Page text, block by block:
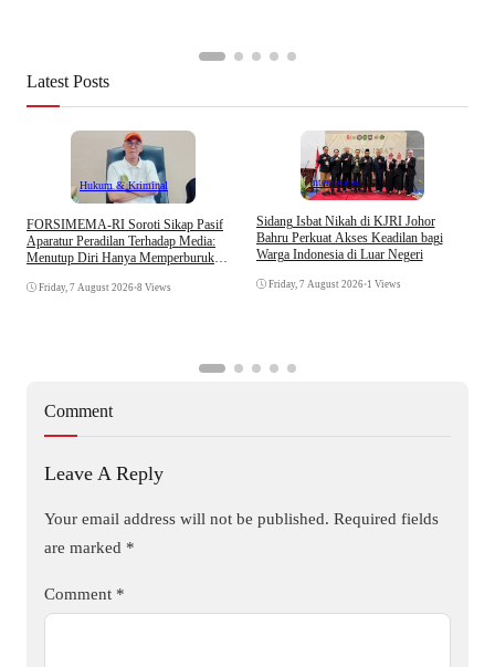
Latest Posts
Hukum & Kriminal
​FORSIMEMA-RI Soroti Sikap Pasif
Aparatur Peradilan Terhadap Media:
Menutup Diri Hanya Memperburuk
Friday, 7 August 2026•8 Views
Internasional
Sidang Isbat Nikah di KJRI Johor
Bahru Perkuat Akses Keadilan bagi
Warga Indonesia di Luar Negeri
Friday, 7 August 2026•1 Views
Comment
Leave A Reply
Your email address will not be published. Required fields
are marked *
Comment *